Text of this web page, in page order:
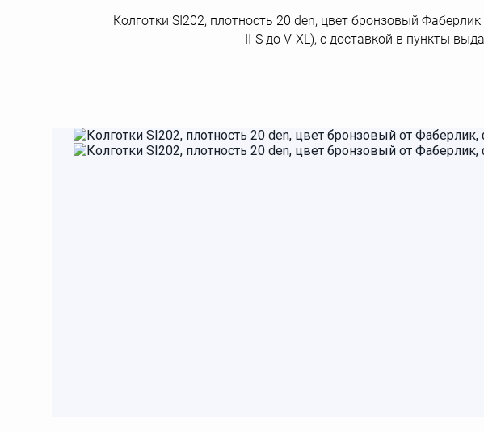
Колготки SI202, плотность 20 den, цвет бронзовый
II-S до V-XL), с доставкой в пункты